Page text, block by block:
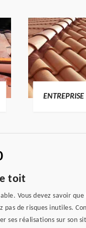
toit
Vous devez savoir
de risques inutiles.
ses réalisations sur son